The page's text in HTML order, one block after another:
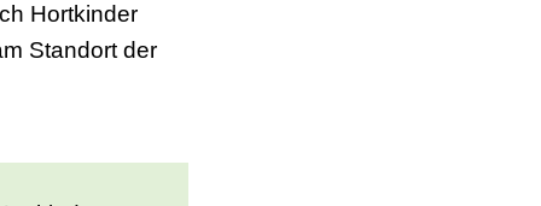
Hortkinder
Standort der